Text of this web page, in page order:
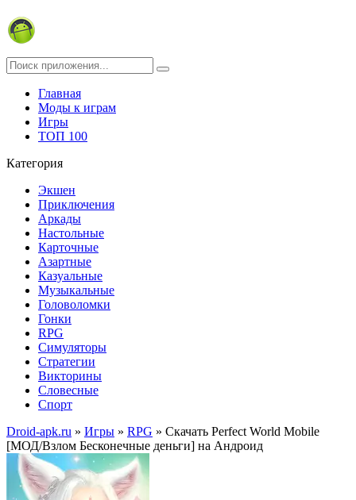
Главная
Моды к играм
Игры
ТОП 100
Категория
Экшен
Приключения
Аркады
Настольные
Карточные
Азартные
Казуальные
Музыкальные
Головоломки
Гонки
RPG
Симуляторы
Стратегии
Викторины
Словесные
Спорт
Droid-apk.ru » Игры » RPG » Скачать Perfect World Mobile
[МОД/Взлом Бесконечные деньги] на Андроид